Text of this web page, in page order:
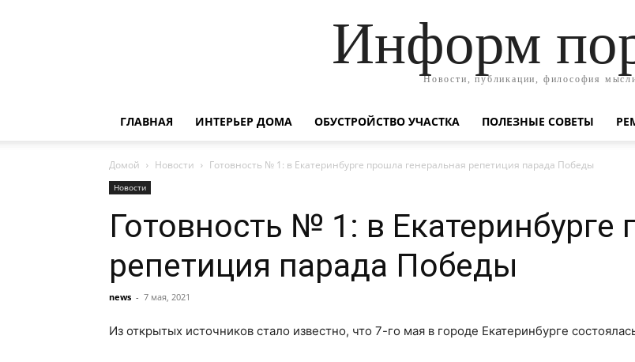
Информ
Новости, публикации, философия
ГЛАВНАЯ ИНТЕРЬЕР ДОМА ОБУСТРОЙСТВО УЧАСТКА ПОЛЕЗНЫЕ СОВЕТЫ
Домой Новости Готовность № 1: в Екатеринбурге прошла генеральная репетиция парада Победы
Новости
Готовность № 1: в Екатеринбурге
репетиция парада Победы
news - 7 мая, 2021
Из открытых источников стало известно, что 7-го мая в городе Екатеринбурге